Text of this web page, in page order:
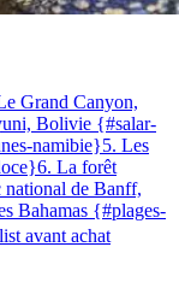
Grand Canyon,
Bolivie {#salar-
namibie}5. Les
6. La forêt
national de Banff,
Bahamas {#plages-
avant achat